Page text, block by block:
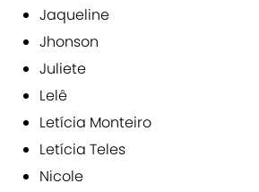
Jaqueline
Jhonson
Juliete
Lelê
Letícia Monteiro
Letícia Teles
Nicole